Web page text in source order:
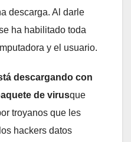
descarga. Al darle
ha habilitado toda
y el usuario.
descargando con
de virusque
troyanos que les
hackers datos